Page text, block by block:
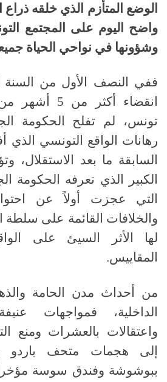
الوضع المتأزم الذي خلقه ذراع
واضح اليوم على المجتمع
وشؤونها في نواحي الحياة
ففي النصف الأول من السنة
انقضاء أكثر من
أشهر
تونس، لم تفلح الحكومة
رهانات الواقع التونسي الذي
السابقة ما بعد الاستقلال،
الكبير الذي تعرفه الحكومة
التي عجزت أولاً عن احتواء
والخلافات القائمة على سلطة
لها الأثر السيئ على
المقاييس.
من أحداث مدن الحامة
الداخلية، فمواجهات
واعتقالات بالعشرات ومنع
إلى هجمات متحف باردو
ببوشوشة وفندق سوسة